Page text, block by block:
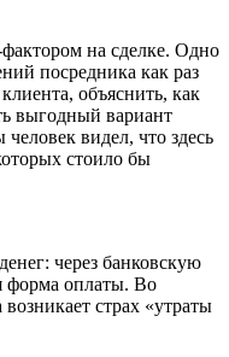
на сделке. Одно
посредника как раз
объяснить, как
выгодный вариант
видел, что здесь
стоило бы
через банковскую
форма оплаты. Во
страх «утраты